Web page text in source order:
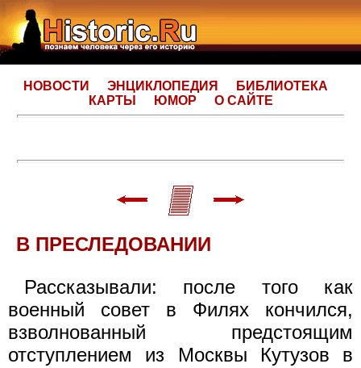
НОВОСТИ ЭНЦИКЛОПЕДИЯ
БИБЛИОТЕКА
КАРТЫ
ЮМОР О САЙТЕ
В ПРЕСЛЕДОВАНИИ
Рассказывали: после того как
военный совет в Филях кончился,
взволнованный предстоящим
отступлением из Москвы Кутузов в